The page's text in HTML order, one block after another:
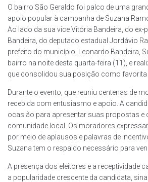
O bairro São Geraldo foi palco de uma
apoio popular à campanha de Suzana
Ao lado da sua vice Vitória Bandeira, do ex-
Bandeira, do deputado estadual Jordávio
prefeito do município, Leonardo Bandeira,
bairro na noite desta quarta-feira (11), e
que consolidou sua posição como favorita
Durante o evento, que reuniu centenas de
recebida com entusiasmo e apoio. A
ocasião para apresentar suas propostas e
comunidade local. Os moradores
por meio de aplausos e palavras de
Suzana tem o respaldo necessário para
A presença dos eleitores e a receptividade
a popularidade crescente da candidata,